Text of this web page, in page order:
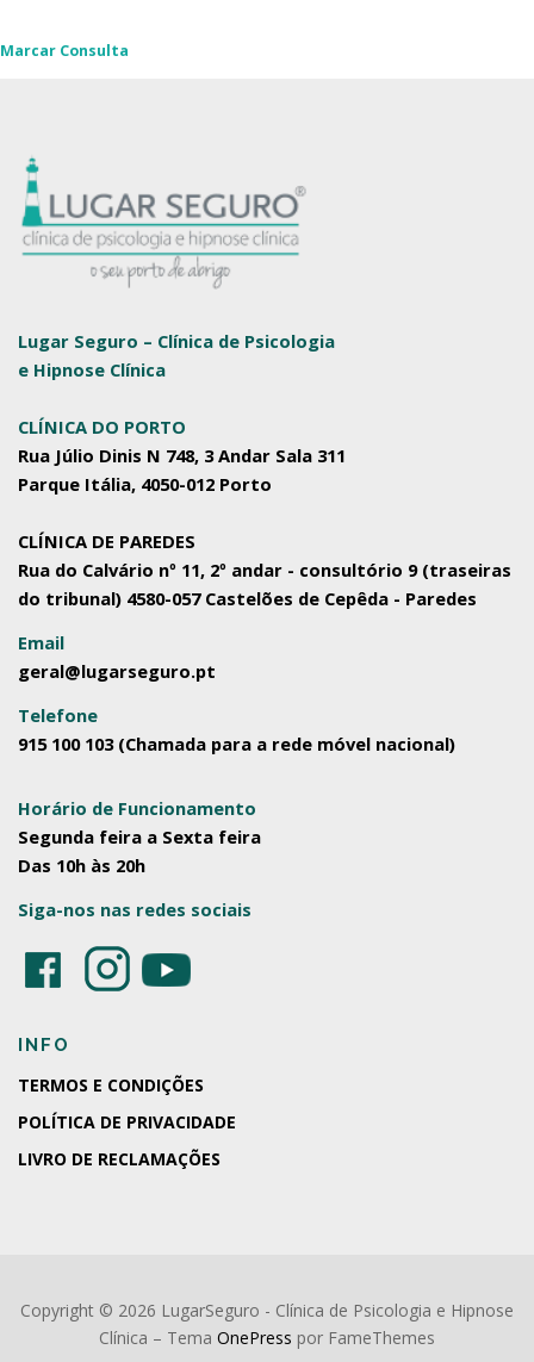
Marcar Consulta
Lugar Seguro – Clínica de Psicologia
e Hipnose Clínica
CLÍNICA DO PORTO
Rua Júlio Dinis N 748, 3 Andar Sala 311
Parque Itália, 4050-012 Porto
CLÍNICA DE PAREDES
Rua do Calvário nº 11, 2º andar - consultório 9 (traseiras
do tribunal) 4580-057 Castelões de Cepêda - Paredes
Email
geral@lugarseguro.pt
Telefone
915 100 103 (Chamada para a rede móvel nacional)
Horário de Funcionamento
Segunda feira a Sexta feira
Das 10h às 20h
Siga-nos nas redes sociais
INFO
TERMOS E CONDIÇÕES
POLÍTICA DE PRIVACIDADE
LIVRO DE RECLAMAÇÕES
Copyright © 2026 LugarSeguro - Clínica de Psicologia e Hipnose
Clínica – Tema OnePress por FameThemes